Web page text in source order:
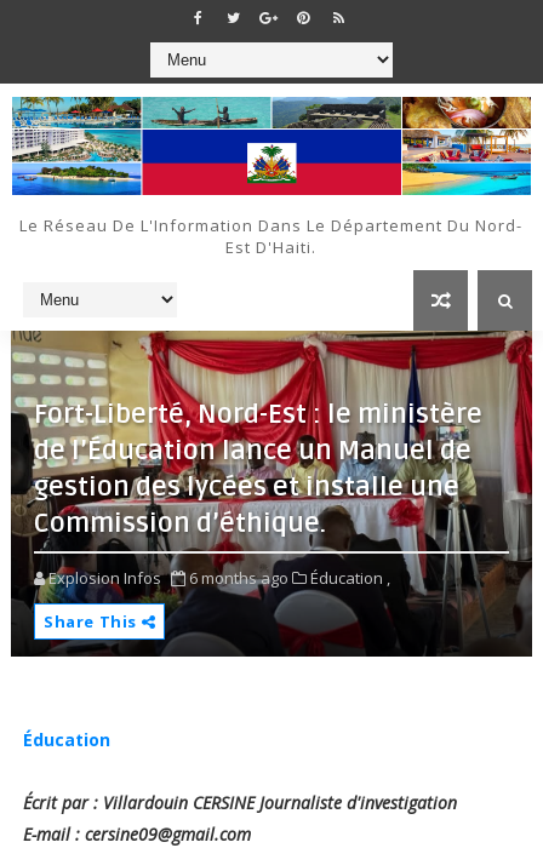
Le Réseau De L'Information Dans Le Département Du Nord-
Est D'Haiti.
Fort-Liberté, Nord-Est : le ministère
de l’Éducation lance un Manuel de
gestion des lycées et installe une
Commission d’éthique.
Explosion Infos 6 months ago
Éducation ,
Share This
Éducation
Écrit par : Villardouin CERSINE Journaliste d'investigation
E-mail : cersine09@gmail.com